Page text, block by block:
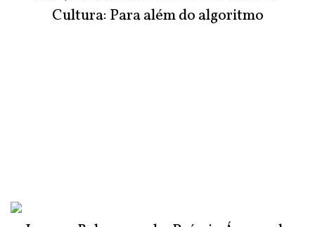
Cultura: Para além do algoritmo